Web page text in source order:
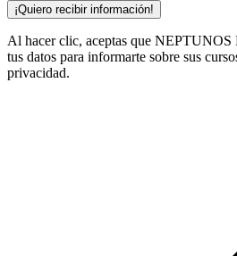
¡Quiero recibir información!
Al hacer clic, aceptas que
tus datos para informarte sobre sus
privacidad.